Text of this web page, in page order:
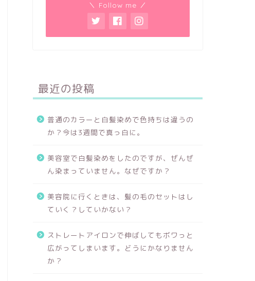
＼ Follow me ／
最近の投稿
普通のカラーと白髪染めで色持ちは違うの
か？今は3週間で真っ白に。
美容室で白髪染めをしたのですが、ぜんぜ
ん染まっていません。なぜですか？
美容院に行くときは、髪の毛のセットはし
ていく？していかない？
ストレートアイロンで伸ばしてもボワっと
広がってしまいます。どうにかなりません
か？